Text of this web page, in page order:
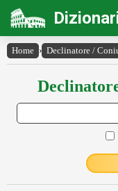
Home › Declinatore /